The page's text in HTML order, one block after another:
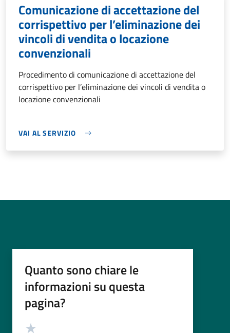
Comunicazione di accettazione del
corrispettivo per l’eliminazione dei
vincoli di vendita o locazione
convenzionali
Procedimento di comunicazione di accettazione del
corrispettivo per l’eliminazione dei vincoli di vendita o
locazione convenzionali
VAI AL SERVIZIO
Quanto sono chiare le
informazioni su questa
pagina?
Valutazione